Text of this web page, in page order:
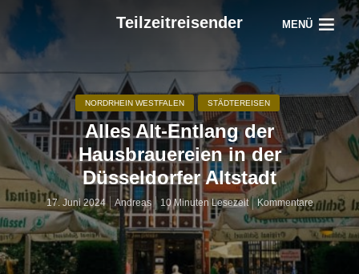
Teilzeitreisender MENÜ
NORDRHEIN WESTFALEN STÄDTEREISEN
Alles Alt-Entlang der
Hausbrauereien in der
Düsseldorfer Altstadt
17. Juni 2024 Andreas 10 Minuten Lesezeit Kommentare